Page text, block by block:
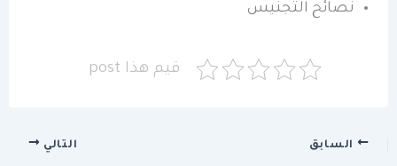
نصائح التجنيس
قيم هذا post
السابق التالي